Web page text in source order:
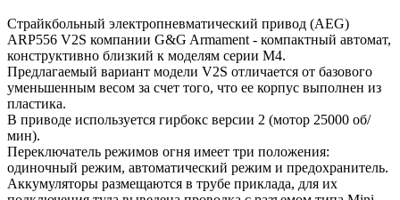
Страйкбольный электропневматический привод (AEG)
ARP556 V2S компании G&G Armament - компактный автомат,
конструктивно близкий к моделям серии М4.
Предлагаемый вариант модели V2S отличается от базового
уменьшенным весом за счет того, что ее корпус выполнен из
пластика.
В приводе используется гирбокс версии 2 (мотор 25000 об/
мин).
Переключатель режимов огня имеет три положения:
одиночный режим, автоматический режим и предохранитель.
Аккумуляторы размещаются в трубе приклада, для их